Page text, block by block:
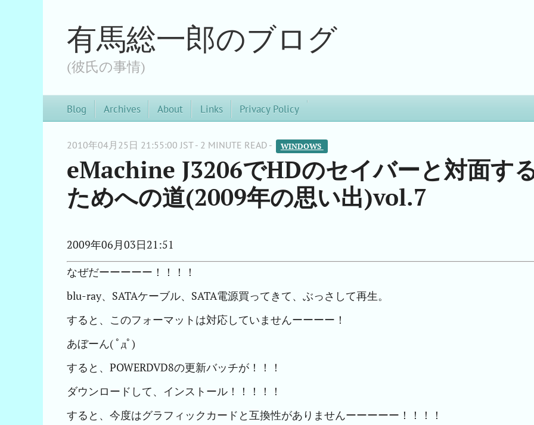
有馬総一郎のブログ
(彼氏の事情)
Blog Archives About Links Privacy Policy
2010年04月25日 21:55:00 JST - 2 MINUTE READ - WINDOWS
eMachine J3206でHDのセイバーと対面す
ためへの道(2009年の思い出)vol.7
2009年06月03日21:51
なぜだーーーーー！！！！
blu-ray、SATAケーブル、SATA電源買ってきて、ぶっさして再生。
すると、このフォーマットは対応していませんーーーー！
あぼーん( ﾟдﾟ)
すると、POWERDVD8の更新バッチが！！！
ダウンロードして、インストール！！！！！
すると、今度はグラフィックカードと互換性がありませんーーーーー！！！！